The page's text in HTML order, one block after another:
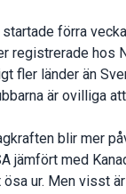
förra
registrerade hos
fler länder än
är ovilliga
blir mer
jämfört med
ösa ur. Men visst